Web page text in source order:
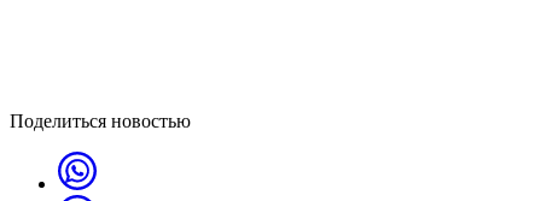
Поделиться новостью